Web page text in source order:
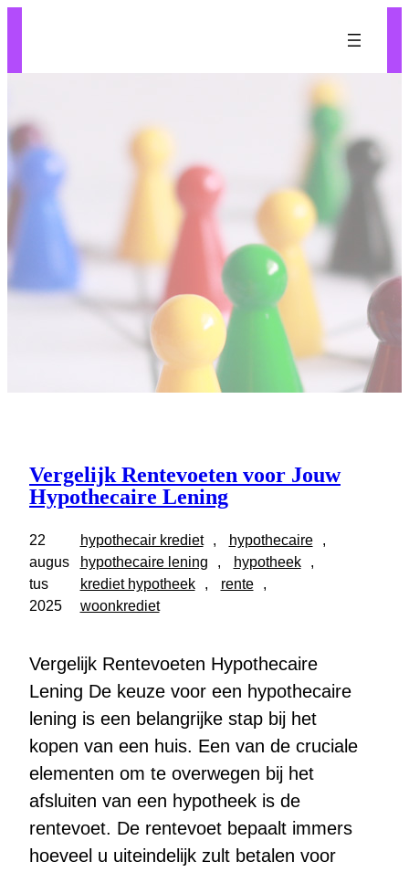
Vergelijk Rentevoeten voor Jouw
Hypothecaire Lening
22
augus
tus
2025
hypothecair krediet , hypothecaire
hypothecaire lening
, hypotheek
krediet hypotheek
, rente
woonkrediet
Vergelijk Rentevoeten Hypothecaire
Lening De keuze voor een hypothecaire
lening is een belangrijke stap bij het
kopen van een huis. Een van de cruciale
elementen om te overwegen bij het
afsluiten van een hypotheek is de
rentevoet. De rentevoet bepaalt immers
hoeveel u uiteindelijk zult betalen voor